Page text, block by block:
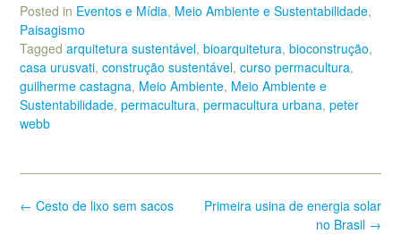
Posted in Eventos e Mídia, Meio Ambiente e Sustentabilidade,
Paisagismo
Tagged arquitetura sustentável, bioarquitetura, bioconstrução,
casa urusvati, construção sustentável, curso permacultura,
guilherme castagna, Meio Ambiente, Meio Ambiente e
Sustentabilidade, permacultura, permacultura urbana, peter
webb
Post
Primeira usina de energia solar
no Brasil →
← Cesto de lixo sem sacos